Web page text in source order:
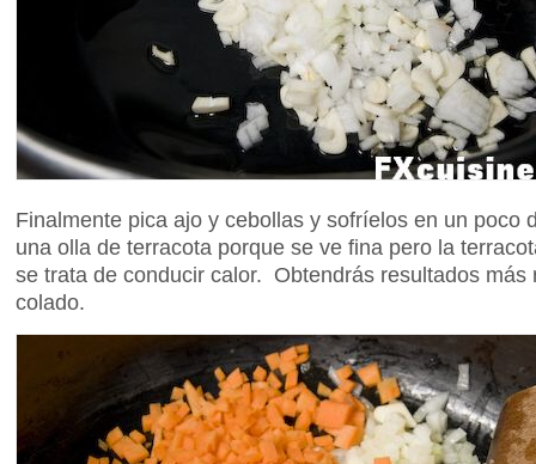
Finalmente pica ajo y cebollas y sofríelos en un poco
una olla de terracota porque se ve fina pero la
se trata de conducir calor. Obtendrás resultados más
colado.